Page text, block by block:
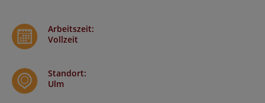
Arbeitszeit:
Vollzeit
Standort:
Ulm